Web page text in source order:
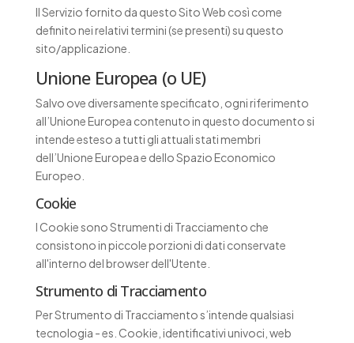
Il Servizio fornito da questo Sito Web così come
definito nei relativi termini (se presenti) su questo
sito/applicazione.
Unione Europea (o UE)
Salvo ove diversamente specificato, ogni riferimento
all’Unione Europea contenuto in questo documento si
intende esteso a tutti gli attuali stati membri
dell’Unione Europea e dello Spazio Economico
Europeo.
Cookie
I Cookie sono Strumenti di Tracciamento che
consistono in piccole porzioni di dati conservate
all'interno del browser dell'Utente.
Strumento di Tracciamento
Per Strumento di Tracciamento s’intende qualsiasi
tecnologia - es. Cookie, identificativi univoci, web